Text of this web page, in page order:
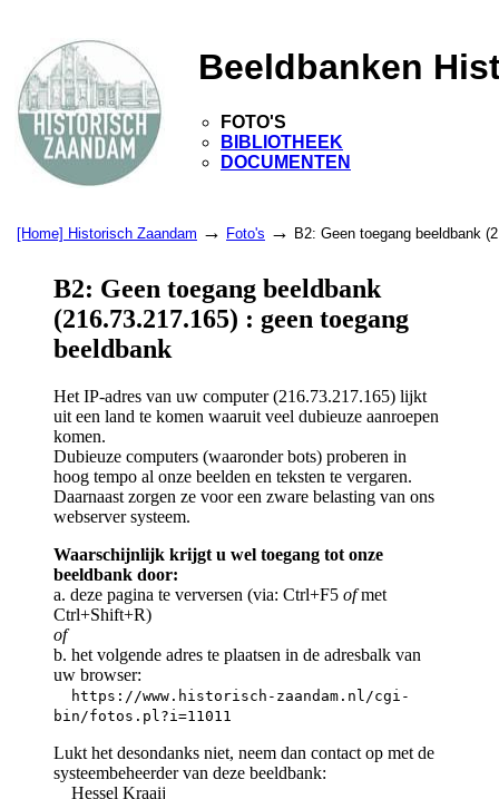
Beeldbanken
FOTO'S
BIBLIOTHEEK
DOCUMENTEN
[Home] Historisch Zaandam → Foto's → B2: Geen toegang beeldbank
B2: Geen toegang beeldbank
(216.73.217.165) : geen toegang
beeldbank
Het IP-adres van uw computer (216.73.217.165) lijkt
uit een land te komen waaruit veel dubieuze aanroepen
komen.
Dubieuze computers (waaronder bots) proberen in
hoog tempo al onze beelden en teksten te vergaren.
Daarnaast zorgen ze voor een zware belasting van ons
webserver systeem.
Waarschijnlijk krijgt u wel toegang tot onze
beeldbank door:
a. deze pagina te verversen (via: Ctrl+F5 ofmet
Ctrl+Shift+R)
of
b. het volgende adres te plaatsen in de adresbalk van
uw browser:
https://www.historisch-zaandam.nl/cgi-
bin/fotos.pl?i=11011
Lukt het desondanks niet, neem dan contact op met de
systeembeheerder van deze beeldbank:
Hessel Kraaij